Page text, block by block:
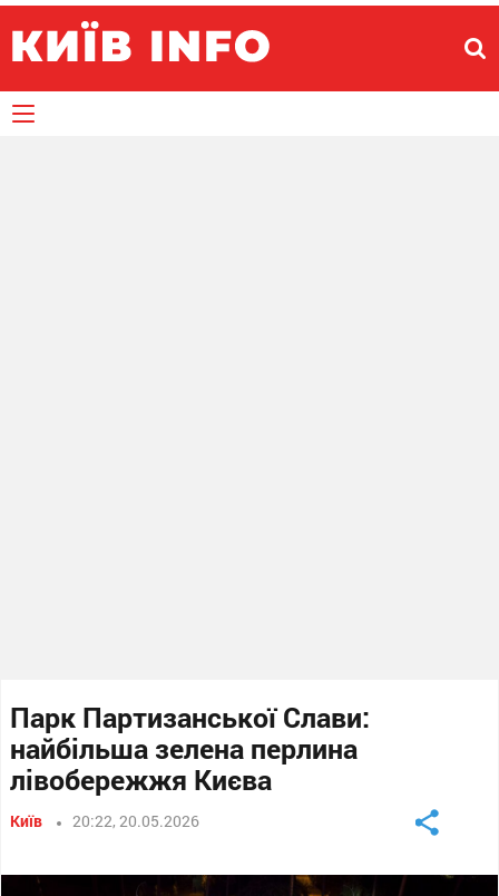
Парк Партизанської Слави:
найбільша зелена перлина
лівобережжя Києва
Київ 20:22, 20.05.2026